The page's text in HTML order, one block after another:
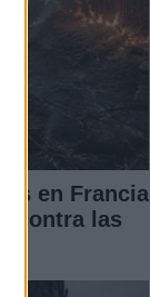
en Francia
contra las